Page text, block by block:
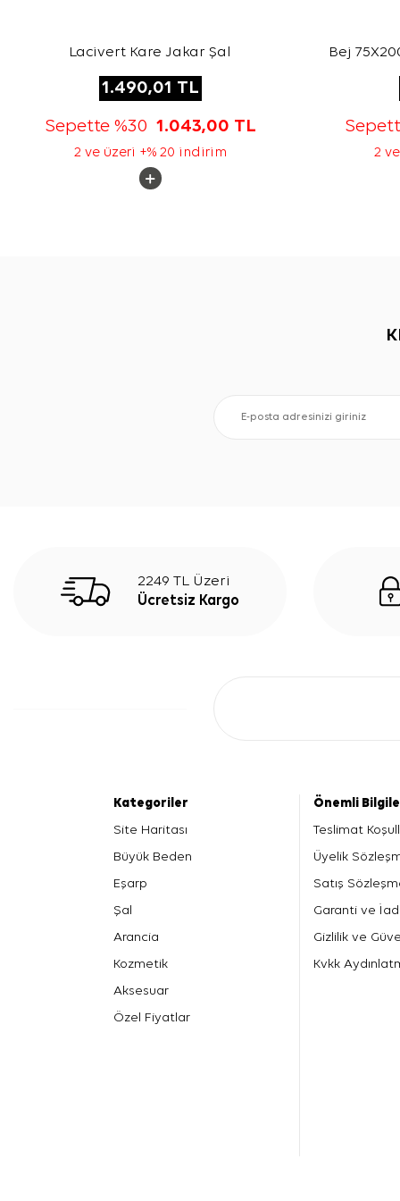
Lacivert Kare Jakar Şal
1.490,01 TL
Sepette %30 1.043,00 TL
2 ve üzeri +% 20 indirim
Bej
2
2249 TL Üzeri
Ücretsiz Kargo
Kategoriler
Site Haritası
Büyük Beden
Eşarp
Şal
Arancia
Kozmetik
Aksesuar
Özel Fiyatlar
Önemli
Teslimat
Üyelik
Satış
Garanti ve
Gizlilik ve
Kvkk